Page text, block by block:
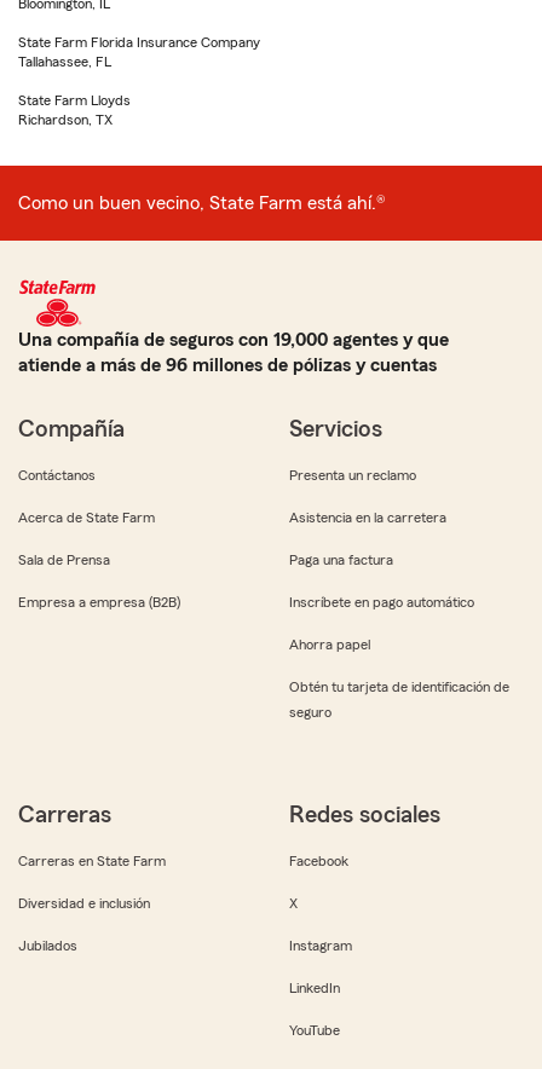
Bloomington, IL
State Farm Florida Insurance Company
Tallahassee, FL
State Farm Lloyds
Richardson, TX
Como un buen vecino, State Farm está ahí.®
Una compañía de seguros con 19,000 agentes y que
atiende a más de 96 millones de pólizas y cuentas
Compañía
Contáctanos
Acerca de State Farm
Sala de Prensa
Empresa a empresa (B2B)
Servicios
Presenta un reclamo
Asistencia en la carretera
Paga una factura
Inscríbete en pago automático
Ahorra papel
Obtén tu tarjeta de identificación de
seguro
Carreras
Carreras en State Farm
Diversidad e inclusión
Jubilados
Redes sociales
Facebook
X
Instagram
LinkedIn
YouTube